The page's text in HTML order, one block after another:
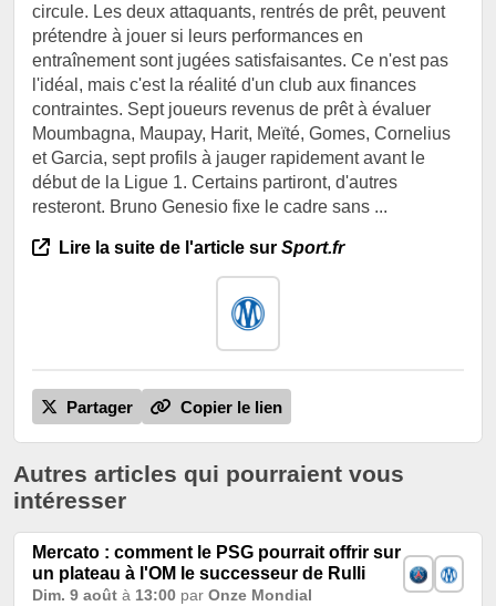
circule. Les deux attaquants, rentrés de prêt, peuvent
prétendre à jouer si leurs performances en
entraînement sont jugées satisfaisantes. Ce n'est pas
l'idéal, mais c'est la réalité d'un club aux finances
contraintes. Sept joueurs revenus de prêt à évaluer
Moumbagna, Maupay, Harit, Meïté, Gomes, Cornelius
et Garcia, sept profils à jauger rapidement avant le
début de la Ligue 1. Certains partiront, d'autres
resteront. Bruno Genesio fixe le cadre sans ...
Lire la suite de l'article sur Sport.fr
Partager Copier le lien
Autres articles qui pourraient vous
intéresser
Mercato : comment le PSG pourrait offrir sur
un plateau à l'OM le successeur de Rulli
Dim. 9 août à 13:00 par Onze Mondial